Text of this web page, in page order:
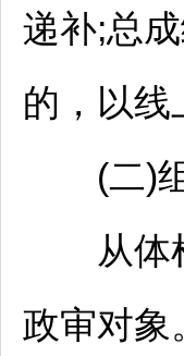
递补;总
的，以线
(二)组
从体检
政审对象